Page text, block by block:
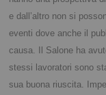
e dall’altro non si
eventi dove anche il
causa. Il Salone ha
stessi lavoratori sono
sua buona riuscita.